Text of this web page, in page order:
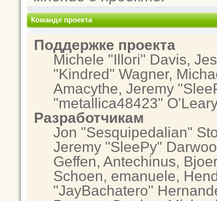
Команде проекта
Поддержке проекта
Michele "Illori" Davis,
"Kindred" Wagner,
Amacythe, Jeremy
"metallica48423"
Разработчикам
Jon "Sesquipedalian"
Jeremy "SleePy"
Geffen, Antechinus,
Schoen, emanuele,
"JayBachatero"